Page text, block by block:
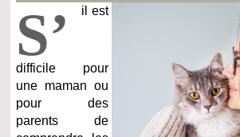
S’ il est
difficile pour
une maman ou
pour des
parents de